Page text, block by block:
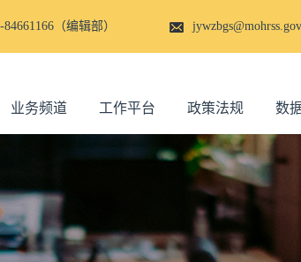
84661166（编辑部）
业务频道 工作平台 政策法规 数